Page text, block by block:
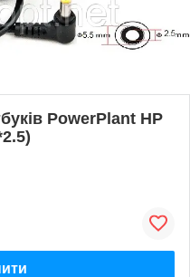
PowerPlant HP